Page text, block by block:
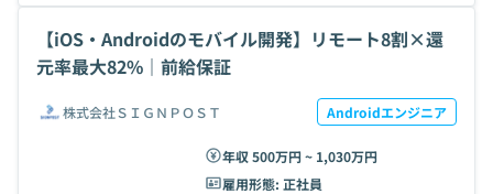
【iOS・Androidのモバイル開発】リモート8割×還
元率最大82%｜前給保証
株式会社ＳＩＧＮＰＯＳＴ Androidエンジニア
年収 500万円 ~ 1,030万円
雇用形態: 正社員